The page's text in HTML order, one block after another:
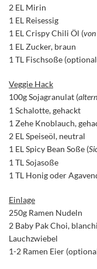
2 EL Mirin
1 EL Reisessig
1 EL Crispy Chili Öl (
1 EL Zucker, braun
1 TL Fischsoße
Veggie Hack
100g Sojagranulat (
1 Schalotte, gehackt
1 Zehe Knoblauch,
2 EL Speiseöl, neutral
1 EL Spicy Bean Soße (
1 TL Sojasoße
1 TL Honig oder
Einlage
250g Ramen Nudeln
2 Baby Pak Choi,
Lauchzwiebel
1-2 Ramen Eier